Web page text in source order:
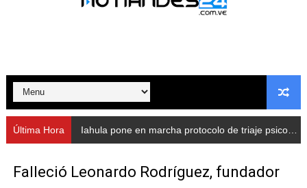
Balance semestral impulsa inclusión y atención a
Plan Vacacional Comunitario “Ríe 2026” recorre las
Alcaldía del Municipio Libertador realizó una jornada
Fundacite Mérida dicta taller gratuito de electrónica
Última Hora Iahula pone en marcha protocolo de triaje psicosocial para atender a rescatistas
Falleció Leonardo Rodríguez, fundador